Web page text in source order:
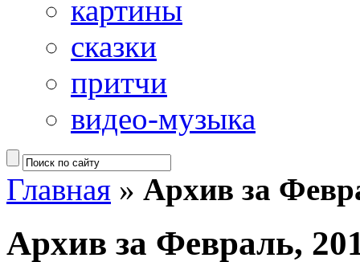
картины
сказки
притчи
видео-музыка
Главная » Архив за
Архив за Февраль,